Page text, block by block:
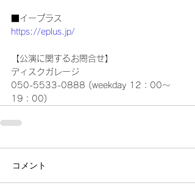
■イープラス
https://eplus.jp/
【公演に関するお問合せ】
ディスクガレージ
050-5533-0888 (weekday 12：00～
19：00)
コメント